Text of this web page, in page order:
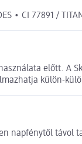
• CI 77891 /
előtt. A
külön-
napfénytől távol